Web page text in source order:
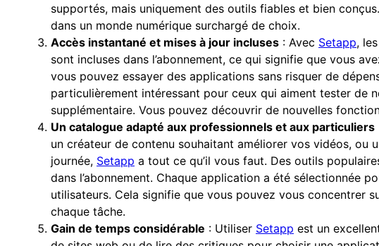
supportés, mais uniquement des outils fiables et bien
dans un monde numérique surchargé de choix.
Accès instantané et mises à jour incluses : Avec Setapp,
sont incluses dans l’abonnement, ce qui signifie que vous
vous pouvez essayer des applications sans risquer de
particulièrement intéressant pour ceux qui aiment tester de
supplémentaire. Vous pouvez découvrir de nouvelles
Un catalogue adapté aux professionnels et aux particuliers
un créateur de contenu souhaitant améliorer vos vidéos, ou
journée, Setapp a tout ce qu’il vous faut. Des outils
dans l’abonnement. Chaque application a été sélectionnée
utilisateurs. Cela signifie que vous pouvez vous concentrer
chaque tâche.
Gain de temps considérable : Utiliser Setapp est un